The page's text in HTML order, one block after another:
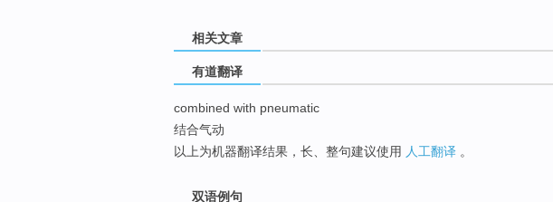
相关文章
有道翻译
combined with pneumatic
结合气动
以上为机器翻译结果，长、整句建议使用 人工翻译 。
双语例句